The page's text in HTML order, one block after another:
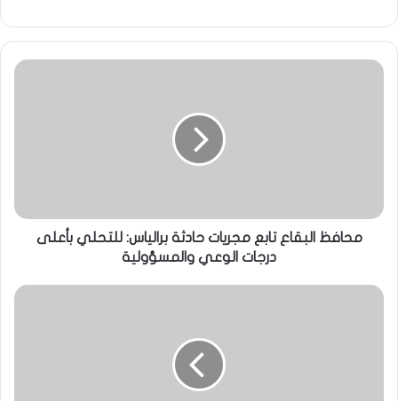
محافظ البقاع تابع مجريات حادثة برالياس: للتحلي بأعلى
درجات الوعي والمسؤولية